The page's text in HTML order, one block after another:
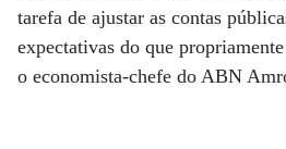
tarefa de ajustar as contas
expectativas do que
o economista-chefe do ABN